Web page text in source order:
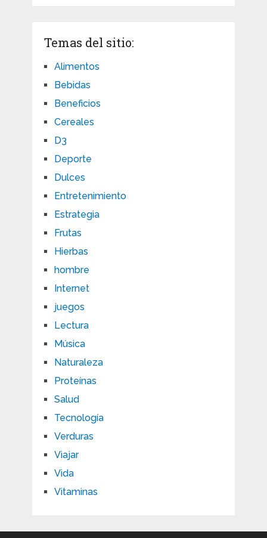
Temas del sitio:
Alimentos
Bebidas
Beneficios
Cereales
D3
Deporte
Dulces
Entretenimiento
Estrategia
Frutas
Hierbas
hombre
Internet
juegos
Lectura
Música
Naturaleza
Proteínas
Salud
Tecnología
Verduras
Viajar
Vida
Vitaminas